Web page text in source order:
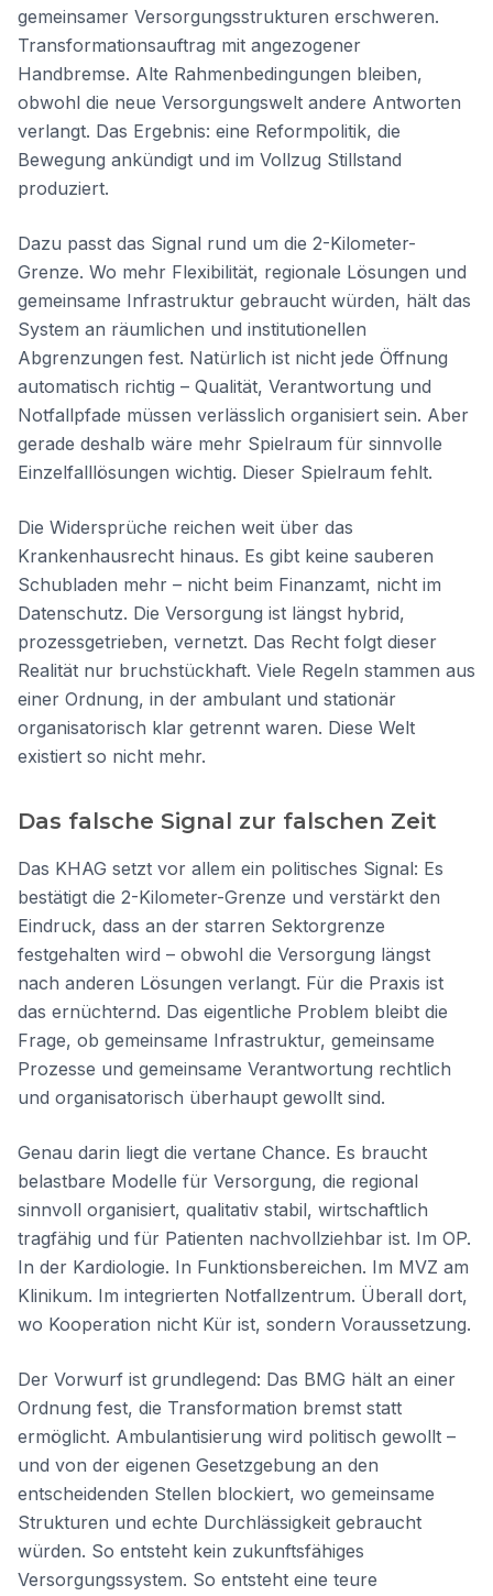
gemeinsamer Versorgungsstrukturen erschweren.
Transformationsauftrag mit angezogener
Handbremse. Alte Rahmenbedingungen bleiben,
obwohl die neue Versorgungswelt andere Antworten
verlangt. Das Ergebnis: eine Reformpolitik, die
Bewegung ankündigt und im Vollzug Stillstand
produziert.
Dazu passt das Signal rund um die 2-Kilometer-
Grenze. Wo mehr Flexibilität, regionale Lösungen und
gemeinsame Infrastruktur gebraucht würden, hält das
System an räumlichen und institutionellen
Abgrenzungen fest. Natürlich ist nicht jede Öffnung
automatisch richtig – Qualität, Verantwortung und
Notfallpfade müssen verlässlich organisiert sein. Aber
gerade deshalb wäre mehr Spielraum für sinnvolle
Einzelfalllösungen wichtig. Dieser Spielraum fehlt.
Die Widersprüche reichen weit über das
Krankenhausrecht hinaus. Es gibt keine sauberen
Schubladen mehr – nicht beim Finanzamt, nicht im
Datenschutz. Die Versorgung ist längst hybrid,
prozessgetrieben, vernetzt. Das Recht folgt dieser
Realität nur bruchstückhaft. Viele Regeln stammen aus
einer Ordnung, in der ambulant und stationär
organisatorisch klar getrennt waren. Diese Welt
existiert so nicht mehr.
Das falsche Signal zur falschen Zeit
Das KHAG setzt vor allem ein politisches Signal: Es
bestätigt die 2-Kilometer-Grenze und verstärkt den
Eindruck, dass an der starren Sektorgrenze
festgehalten wird – obwohl die Versorgung längst
nach anderen Lösungen verlangt. Für die Praxis ist
das ernüchternd. Das eigentliche Problem bleibt die
Frage, ob gemeinsame Infrastruktur, gemeinsame
Prozesse und gemeinsame Verantwortung rechtlich
und organisatorisch überhaupt gewollt sind.
Genau darin liegt die vertane Chance. Es braucht
belastbare Modelle für Versorgung, die regional
sinnvoll organisiert, qualitativ stabil, wirtschaftlich
tragfähig und für Patienten nachvollziehbar ist. Im OP.
In der Kardiologie. In Funktionsbereichen. Im MVZ am
Klinikum. Im integrierten Notfallzentrum. Überall dort,
wo Kooperation nicht Kür ist, sondern Voraussetzung.
Der Vorwurf ist grundlegend: Das BMG hält an einer
Ordnung fest, die Transformation bremst statt
ermöglicht. Ambulantisierung wird politisch gewollt –
und von der eigenen Gesetzgebung an den
entscheidenden Stellen blockiert, wo gemeinsame
Strukturen und echte Durchlässigkeit gebraucht
würden. So entsteht kein zukunftsfähiges
Versorgungssystem. So entsteht eine teure